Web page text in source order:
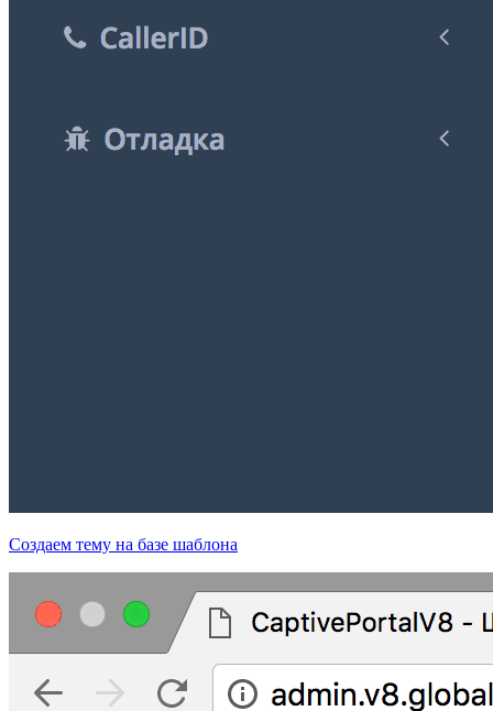
Создаем тему на базе шаблона